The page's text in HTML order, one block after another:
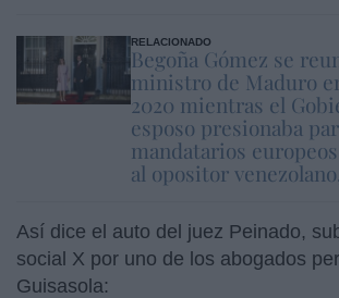
RELACIONADO
Begoña Gómez se
ministro de Maduro
2020 mientras el
esposo presionaba
mandatarios
al opositor
Así dice el auto del juez Peinado,
social X por uno de los abogados
Guisasola: